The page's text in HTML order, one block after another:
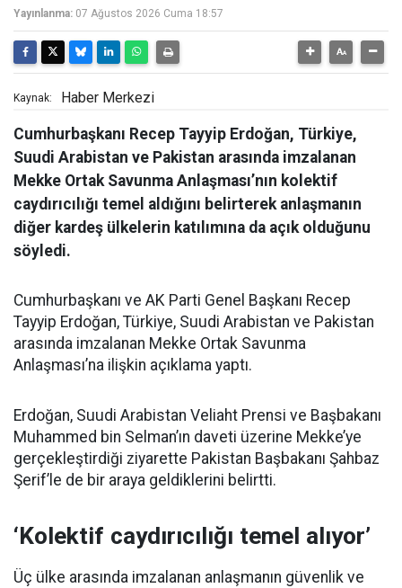
Yayınlanma: 07 Ağustos 2026 Cuma 18:57
Kaynak: Haber Merkezi
Cumhurbaşkanı Recep Tayyip Erdoğan, Türkiye,
Suudi Arabistan ve Pakistan arasında imzalanan
Mekke Ortak Savunma Anlaşması’nın kolektif
caydırıcılığı temel aldığını belirterek anlaşmanın
diğer kardeş ülkelerin katılımına da açık olduğunu
söyledi.
Cumhurbaşkanı ve AK Parti Genel Başkanı Recep
Tayyip Erdoğan, Türkiye, Suudi Arabistan ve Pakistan
arasında imzalanan Mekke Ortak Savunma
Anlaşması’na ilişkin açıklama yaptı.
Erdoğan, Suudi Arabistan Veliaht Prensi ve Başbakanı
Muhammed bin Selman’ın daveti üzerine Mekke’ye
gerçekleştirdiği ziyarette Pakistan Başbakanı Şahbaz
Şerif’le de bir araya geldiklerini belirtti.
‘Kolektif caydırıcılığı temel alıyor’
Üç ülke arasında imzalanan anlaşmanın güvenlik ve